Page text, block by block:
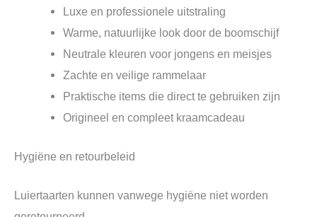
Luxe en professionele uitstraling
Warme, natuurlijke look door de boomschijf
Neutrale kleuren voor jongens en meisjes
Zachte en veilige rammelaar
Praktische items die direct te gebruiken zijn
Origineel en compleet kraamcadeau
Hygiëne en retourbeleid
Luiertaarten kunnen vanwege hygiëne niet worden